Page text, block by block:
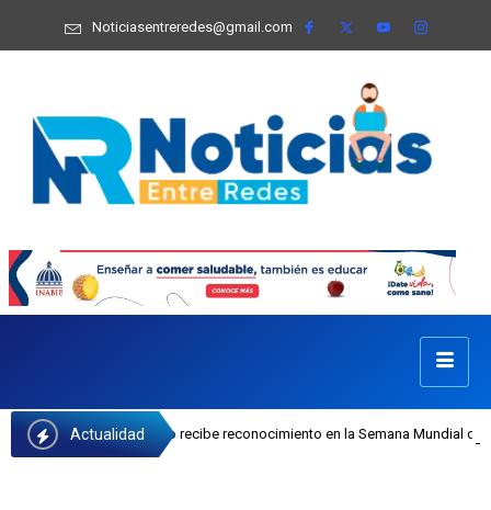
Noticiasentreredes@gmail.com
Actualidad
Castillo recibe reconocimiento en la Semana Mundial de la Lactancia